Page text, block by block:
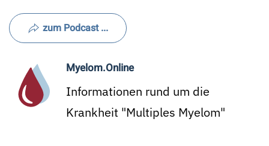
zum Podcast ...
Myelom.Online
Informationen rund um die
Krankheit "Multiples Myelom"